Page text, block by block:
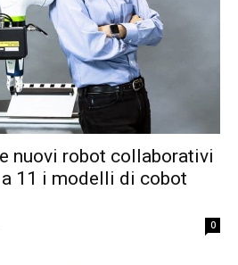
nuovi robot collaborativi
a 11 i modelli di cobot
0